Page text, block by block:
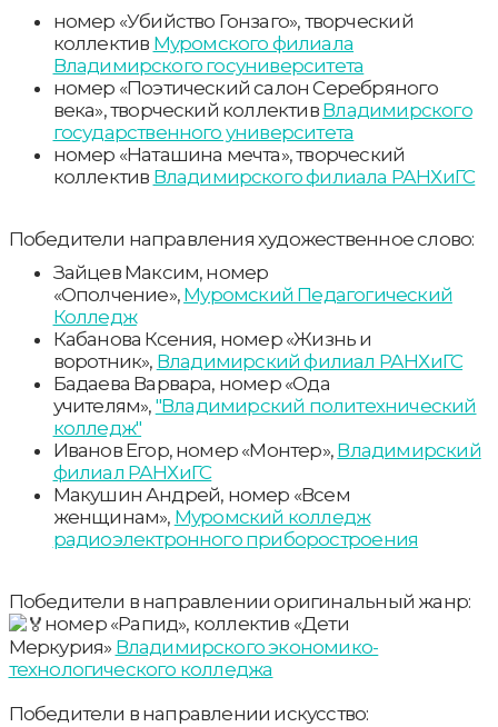
номер «Убийство Гонзаго», творческий
коллектив Муромского филиала
Владимирского госуниверситета
номер «Поэтический салон Серебряного
века», творческий коллектив Владимирского
государственного университета
номер «Наташина мечта», творческий
коллектив Владимирского филиала РАНХиГС
Победители направления художественное слово:
Зайцев Максим, номер
«Ополчение», Муромский Педагогический
Колледж
Кабанова Ксения, номер «Жизнь и
воротник», Владимирский филиал РАНХиГС
Бадаева Варвара, номер «Ода
учителям», "Владимирский политехнический
колледж"
Иванов Егор, номер «Монтер», Владимирский
филиал РАНХиГС
Макушин Андрей, номер «Всем
женщинам», Муромский колледж
радиоэлектронного приборостроения
Победители в направлении оригинальный жанр:
номер «Рапид», коллектив «Дети
Меркурия» Владимирского экономико-
технологического колледжа
Победители в направлении искусство: